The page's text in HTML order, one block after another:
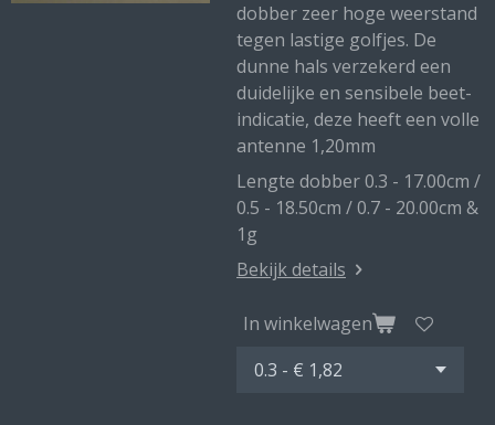
dobber zeer hoge weerstand
tegen lastige golfjes. De
dunne hals verzekerd een
duidelijke en sensibele beet-
indicatie, deze heeft een volle
antenne 1,20mm
Lengte dobber 0.3 - 17.00cm /
0.5 - 18.50cm / 0.7 - 20.00cm &
1g
Bekijk details
In winkelwagen